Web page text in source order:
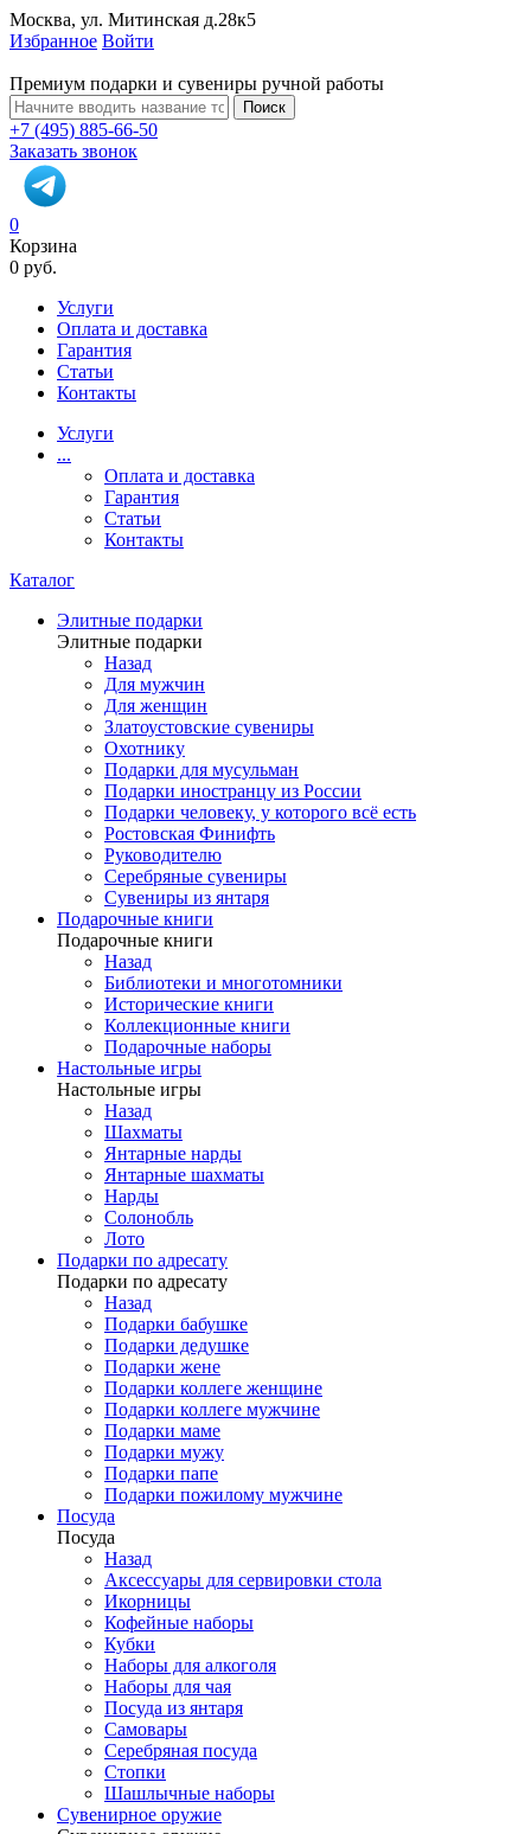
Москва, ул. Митинская д.28к5
Избранное Войти
Премиум подарки и сувениры ручной работы
Поиск
+7 (495) 885-66-50
Заказать звонок
0
Корзина
0 руб.
Услуги
Оплата и доставка
Гарантия
Статьи
Контакты
Услуги
...
Оплата и доставка
Гарантия
Статьи
Контакты
Каталог
Элитные подарки
Элитные подарки
Назад
Для мужчин
Для женщин
Златоустовские сувениры
Охотнику
Подарки для мусульман
Подарки иностранцу из России
Подарки человеку, у которого всё есть
Ростовская Финифть
Руководителю
Серебряные сувениры
Сувениры из янтаря
Подарочные книги
Подарочные книги
Назад
Библиотеки и многотомники
Исторические книги
Коллекционные книги
Подарочные наборы
Настольные игры
Настольные игры
Назад
Шахматы
Янтарные нарды
Янтарные шахматы
Нарды
Солонобль
Лото
Подарки по адресату
Подарки по адресату
Назад
Подарки бабушке
Подарки дедушке
Подарки жене
Подарки коллеге женщине
Подарки коллеге мужчине
Подарки маме
Подарки мужу
Подарки папе
Подарки пожилому мужчине
Посуда
Посуда
Назад
Аксессуары для сервировки стола
Икорницы
Кофейные наборы
Кубки
Наборы для алкоголя
Наборы для чая
Посуда из янтаря
Самовары
Серебряная посуда
Стопки
Шашлычные наборы
Сувенирное оружие